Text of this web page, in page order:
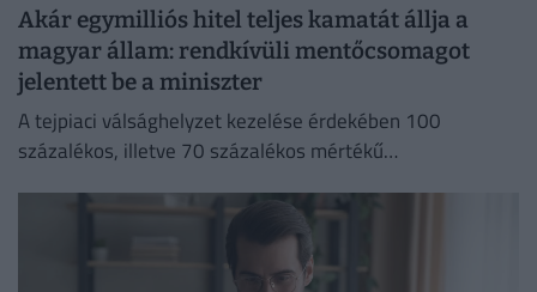
Akár egymilliós hitel teljes kamatát állja a
magyar állam: rendkívüli mentőcsomagot
jelentett be a miniszter
A tejpiaci válsághelyzet kezelése érdekében 100
százalékos, illetve 70 százalékos mértékű